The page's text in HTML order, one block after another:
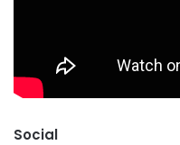
Social